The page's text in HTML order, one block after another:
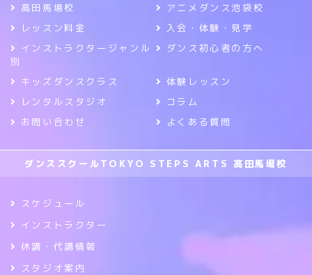
高田馬場校
アニメダンス池袋校
レッスン料金
入会・体験・見学
インストラクタージャンル
別
ダンス初心者の方へ
キッズダンスクラス
体験レッスン
レンタルスタジオ
コラム
お問い合わせ
よくある質問
ダンススクールTOKYO STEPS ARTS 高田馬場校
スケジュール
インストラクター
休講・代講情報
スタジオ案内